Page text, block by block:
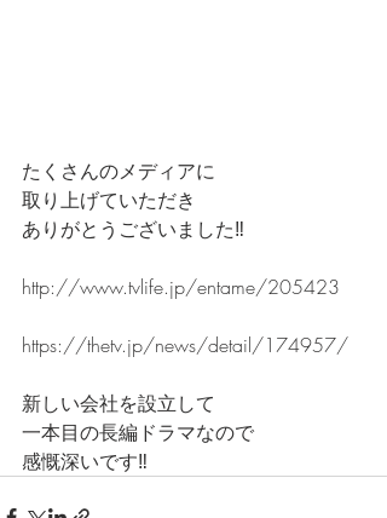
たくさんのメディアに
取り上げていただき
ありがとうございました‼️
http://www.tvlife.jp/entame/205423
https://thetv.jp/news/detail/174957/
新しい会社を設立して
一本目の長編ドラマなので
感慨深いです‼️